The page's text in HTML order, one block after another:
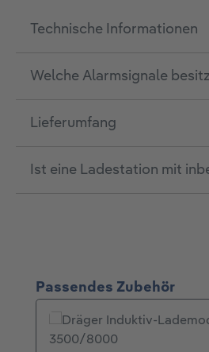
Technische Informationen
Welche Alarmsignale
Lieferumfang
Ist eine Ladestation mit
Produktgalerie überspringen
Passendes Zubehör